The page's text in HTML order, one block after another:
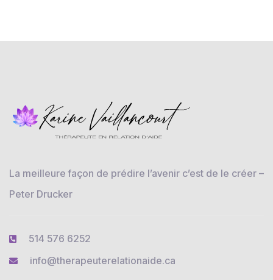
La meilleure façon de prédire l’avenir c’est de le créer –
Peter Drucker
514 576 6252
info@therapeuterelationaide.ca